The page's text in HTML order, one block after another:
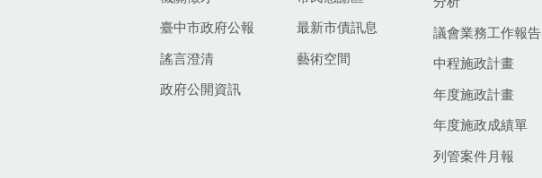
臺中市政府公報
謠言澄清
政府公開資訊
最新市債訊息
藝術空間
議會業務工作報告
中程施政計畫
年度施政計畫
年度施政成績單
列管案件月報